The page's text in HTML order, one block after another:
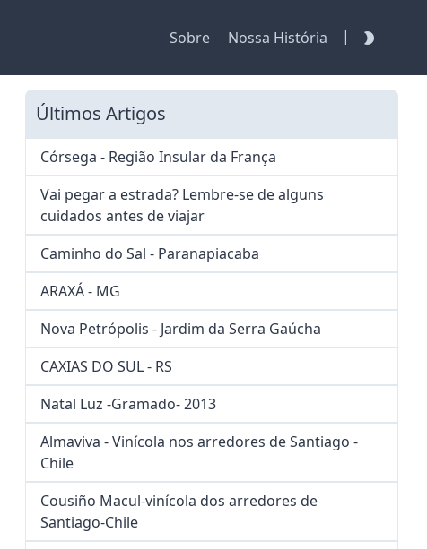
Sobre Nossa História |
Últimos Artigos
Córsega - Região Insular da França
Vai pegar a estrada? Lembre-se de alguns
cuidados antes de viajar
Caminho do Sal - Paranapiacaba
ARAXÁ - MG
Nova Petrópolis - Jardim da Serra Gaúcha
CAXIAS DO SUL - RS
Natal Luz -Gramado- 2013
Almaviva - Vinícola nos arredores de Santiago -
Chile
Cousiño Macul-vinícola dos arredores de
Santiago-Chile